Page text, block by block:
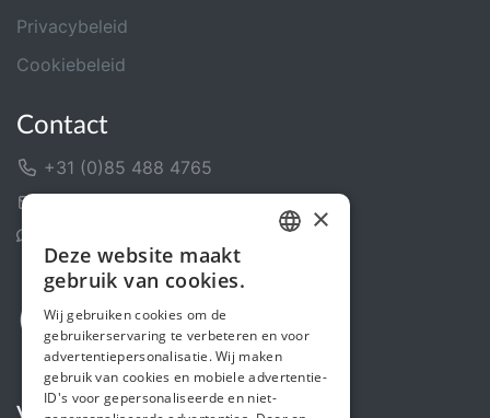
Privacybeleid
Cookiebeleid
Contact
+31 (0)85 488 4765
ENGLISH
×
Deze website maakt
gebruik van cookies.
Wij gebruiken cookies om de
gebruikerservaring te verbeteren en voor
advertentiepersonalisatie. Wij maken
gebruik van cookies en mobiele advertentie-
ID's voor gepersonaliseerde en niet-